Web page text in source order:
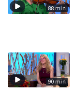
88 min
90 min